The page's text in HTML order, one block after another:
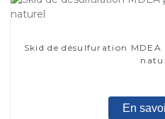
Skid de désulfuration
En